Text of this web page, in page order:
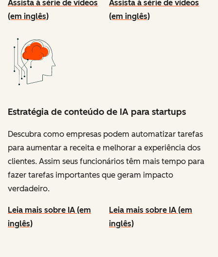
Assista à série de vídeos
(em inglês)
Assista à série de vídeos
(em inglês)
Estratégia de conteúdo de IA para startups
Descubra como empresas podem automatizar tarefas
para aumentar a receita e melhorar a experiência dos
clientes. Assim seus funcionários têm mais tempo para
fazer tarefas importantes que geram impacto
verdadeiro.
Leia mais sobre IA (em
inglês)
Leia mais sobre IA (em
inglês)